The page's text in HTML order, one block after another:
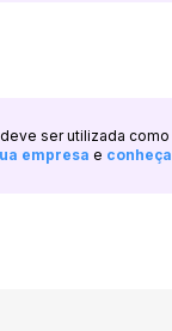
ser utilizada
empresa e